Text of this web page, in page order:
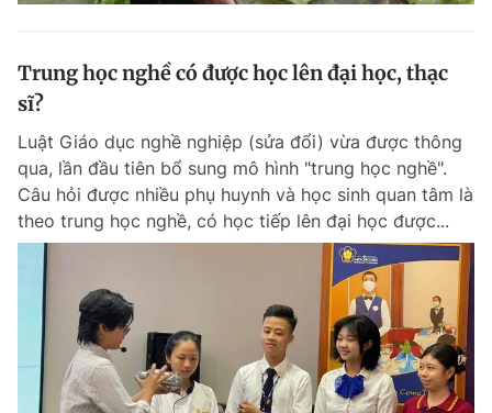
Trung học nghề có được học lên đại học, thạc
sĩ?
Luật Giáo dục nghề nghiệp (sửa đổi) vừa được thông
qua, lần đầu tiên bổ sung mô hình "trung học nghề".
Câu hỏi được nhiều phụ huynh và học sinh quan tâm là
theo trung học nghề, có học tiếp lên đại học được...